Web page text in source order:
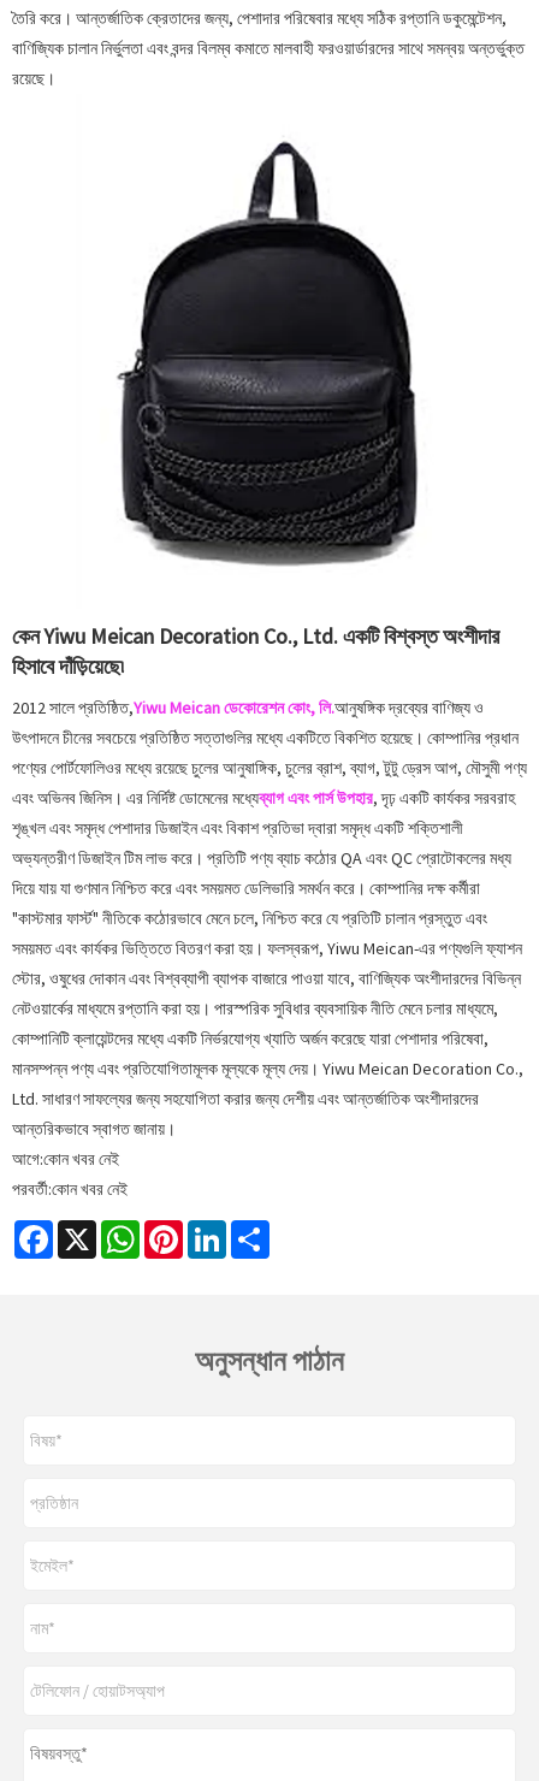
তৈরি করে। আন্তর্জাতিক ক্রেতাদের জন্য, পেশাদার পরিষেবার মধ্যে সঠিক রপ্তানি ডকুমেন্টেশন,
বাণিজ্যিক চালান নির্ভুলতা এবং বন্দর বিলম্ব কমাতে মালবাহী ফরওয়ার্ডারদের সাথে সমন্বয় অন্তর্ভুক্ত
রয়েছে।
কেন Yiwu Meican Decoration Co., Ltd. একটি বিশ্বস্ত অংশীদার
হিসাবে দাঁড়িয়েছে৷
2012 সালে প্রতিষ্ঠিত,Yiwu Meican ডেকোরেশন কোং, লি.আনুষঙ্গিক দ্রব্যের বাণিজ্য ও
উৎপাদনে চীনের সবচেয়ে প্রতিষ্ঠিত সত্তাগুলির মধ্যে একটিতে বিকশিত হয়েছে। কোম্পানির প্রধান
পণ্যের পোর্টফোলিওর মধ্যে রয়েছে চুলের আনুষাঙ্গিক, চুলের ব্রাশ, ব্যাগ, টুটু ড্রেস আপ, মৌসুমী পণ্য
এবং অভিনব জিনিস। এর নির্দিষ্ট ডোমেনের মধ্যেব্যাগ এবং পার্স উপহার, দৃঢ় একটি কার্যকর সরবরাহ
শৃঙ্খল এবং সমৃদ্ধ পেশাদার ডিজাইন এবং বিকাশ প্রতিভা দ্বারা সমৃদ্ধ একটি শক্তিশালী
অভ্যন্তরীণ ডিজাইন টিম লাভ করে। প্রতিটি পণ্য ব্যাচ কঠোর QA এবং QC প্রোটোকলের মধ্য
দিয়ে যায় যা গুণমান নিশ্চিত করে এবং সময়মত ডেলিভারি সমর্থন করে। কোম্পানির দক্ষ কর্মীরা
"কাস্টমার ফার্স্ট" নীতিকে কঠোরভাবে মেনে চলে, নিশ্চিত করে যে প্রতিটি চালান প্রস্তুত এবং
সময়মত এবং কার্যকর ভিত্তিতে বিতরণ করা হয়। ফলস্বরূপ, Yiwu Meican-এর পণ্যগুলি ফ্যাশন
স্টোর, ওষুধের দোকান এবং বিশ্বব্যাপী ব্যাপক বাজারে পাওয়া যাবে, বাণিজ্যিক অংশীদারদের বিভিন্ন
নেটওয়ার্কের মাধ্যমে রপ্তানি করা হয়। পারস্পরিক সুবিধার ব্যবসায়িক নীতি মেনে চলার মাধ্যমে,
কোম্পানিটি ক্লায়েন্টদের মধ্যে একটি নির্ভরযোগ্য খ্যাতি অর্জন করেছে যারা পেশাদার পরিষেবা,
মানসম্পন্ন পণ্য এবং প্রতিযোগিতামূলক মূল্যকে মূল্য দেয়। Yiwu Meican Decoration Co.,
Ltd. সাধারণ সাফল্যের জন্য সহযোগিতা করার জন্য দেশীয় এবং আন্তর্জাতিক অংশীদারদের
আন্তরিকভাবে স্বাগত জানায়।
আগে:কোন খবর নেই
পরবর্তী:কোন খবর নেই
Facebook
X WhatsAppPinterestLinkedIn
অনুসন্ধান পাঠান